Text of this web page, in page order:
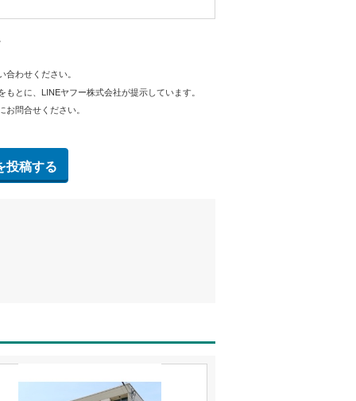
わせください。
もとに、LINEヤフー株式会社が提示しています。
問合せください。
投稿する